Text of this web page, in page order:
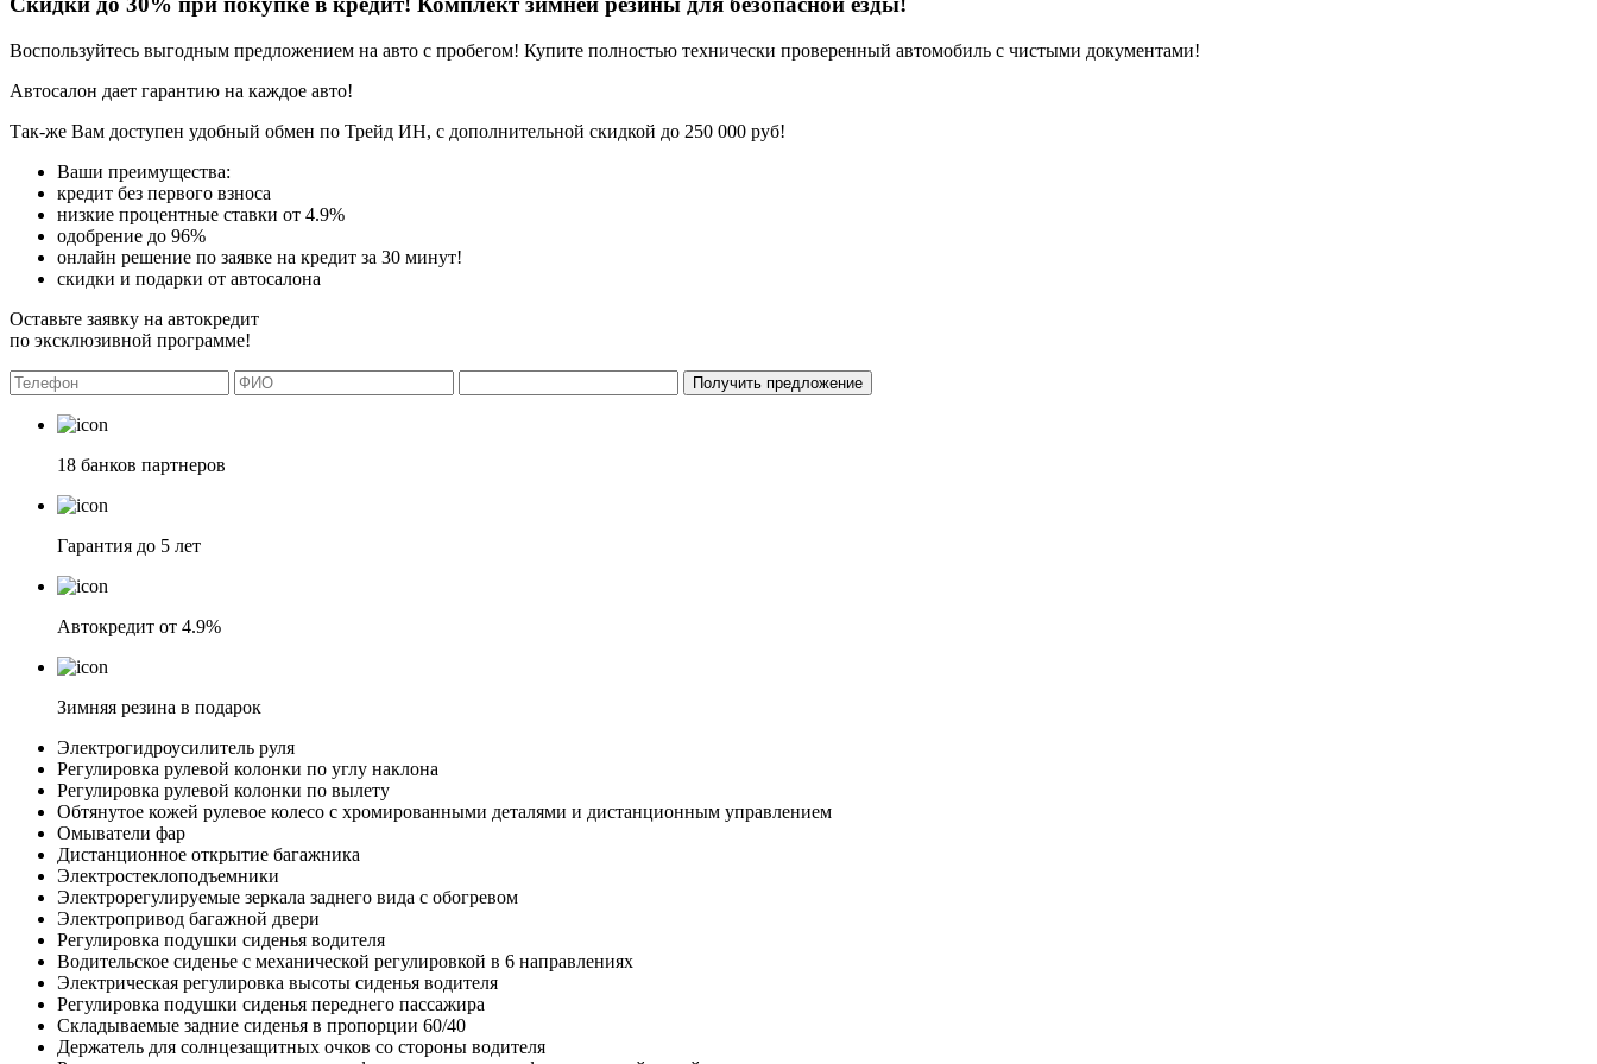
Воспользуйтесь выгодным предложением на авто с пробегом! Купите полностью технически проверенный автомобиль с чистыми документами!
Автосалон дает гарантию на каждое авто!
Так-же Вам доступен удобный обмен по Трейд ИН, с дополнительной скидкой до 250 000 руб!
Ваши преимущества:
кредит без первого взноса
низкие процентные ставки от 4.9%
одобрение до 96%
онлайн решение по заявке на кредит за 30 минут!
скидки и подарки от автосалона
Оставьте заявку на автокредит
по эксклюзивной программе!
Получить предложение
18 банков партнеров
Гарантия до 5 лет
Автокредит от 4.9%
Зимняя резина в подарок
Электрогидроусилитель руля
Регулировка рулевой колонки по углу наклона
Регулировка рулевой колонки по вылету
Обтянутое кожей рулевое колесо с хромированными деталями и дистанционным управлением
Омыватели фар
Дистанционное открытие багажника
Электростеклоподъемники
Электрорегулируемые зеркала заднего вида с обогревом
Электропривод багажной двери
Регулировка подушки сиденья водителя
Водительское сиденье с механической регулировкой в 6 направлениях
Электрическая регулировка высоты сиденья водителя
Регулировка подушки сиденья переднего пассажира
Складываемые задние сиденья в пропорции 60/40
Держатель для солнцезащитных очков со стороны водителя